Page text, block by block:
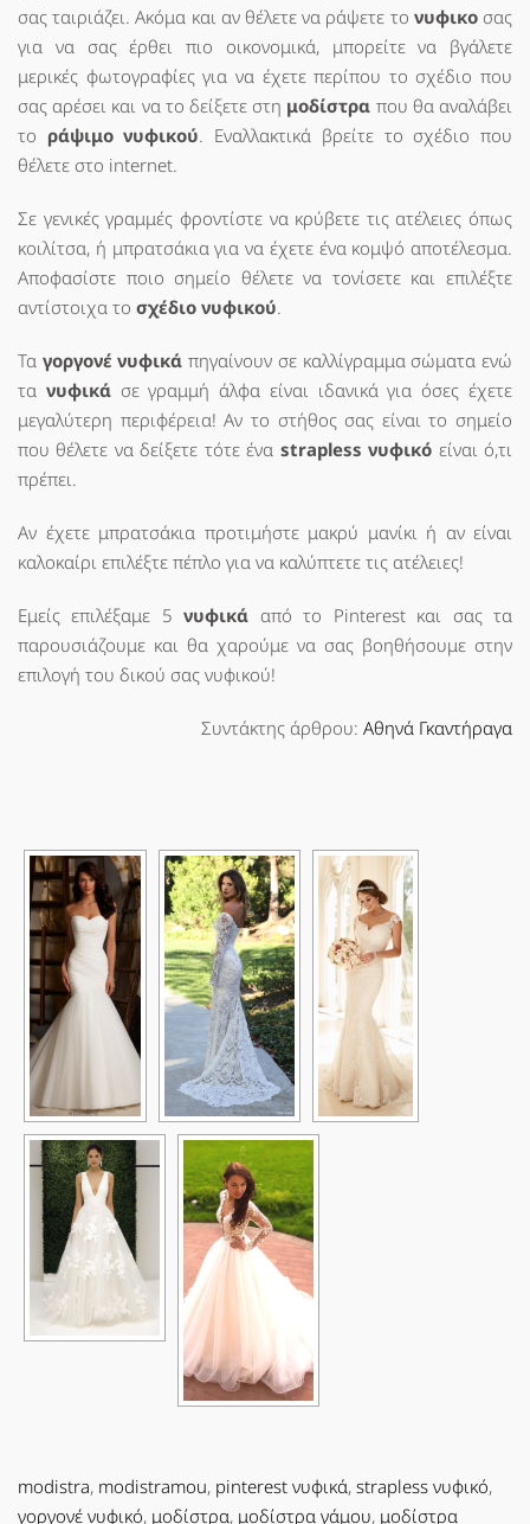
σας ταιριάζει. Ακόμα και αν θέλετε να ράψετε το νυφικοσας
για να σας έρθει πιο οικονομικά, μπορείτε να βγάλετε
μερικές φωτογραφίες για να έχετε περίπου το σχέδιο που
σας αρέσει και να το δείξετε στη μοδίστρα που θα αναλάβει
το ράψιμο νυφικού. Eναλλακτικά βρείτε το σχέδιο που
θέλετε στο internet.
Σε γενικές γραμμές φροντίστε να κρύβετε τις ατέλειες όπως
κοιλίτσα, ή μπρατσάκια για να έχετε ένα κομψό αποτέλεσμα.
Αποφασίστε ποιο σημείο θέλετε να τονίσετε και επιλέξτε
αντίστοιχα το σχέδιο νυφικού.
Τα γοργονέ νυφικά πηγαίνουν σε καλλίγραμμα σώματα ενώ
τα νυφικάσε γραμμή άλφα είναι ιδανικά για όσες έχετε
μεγαλύτερη περιφέρεια! Αν το στήθος σας είναι το σημείο
που θέλετε να δείξετε τότε ένα strapless νυφικό είναι ό,τι
πρέπει.
Αν έχετε μπρατσάκια προτιμήστε μακρύ μανίκι ή αν είναι
καλοκαίρι επιλέξτε πέπλο για να καλύπτετε τις ατέλειες!
Εμείς επιλέξαμε 5νυφικά από το Pinterest και σας τα
παρουσιάζουμε και θα χαρούμε να σας βοηθήσουμε στην
επιλογή του δικού σας νυφικού!
Συντάκτης άρθρου: Αθηνά Γκαντήραγα
modistra, modistramou, pinterest νυφικά, strapless νυφικό,
γοργονέ νυφικό, μοδίστρα, μοδίστρα γάμου, μοδίστρα